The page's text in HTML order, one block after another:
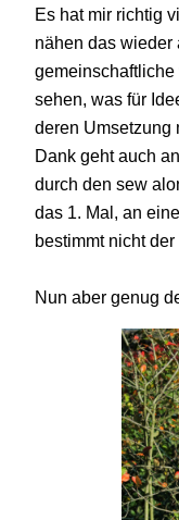
Es hat mir richtig
nähen das wieder
sehen, was für
deren Umsetzung
Dank geht auch
durch den sew
das 1. Mal, an
bestimmt nicht der
Nun aber genug